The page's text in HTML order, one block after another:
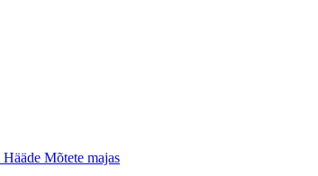
Mõtete majas